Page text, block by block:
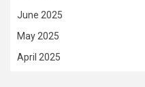
June 2025
May 2025
April 2025